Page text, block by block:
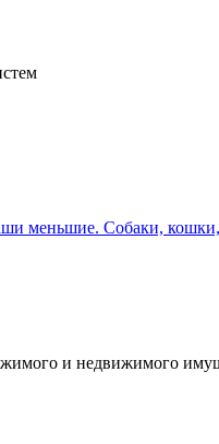
меньшие. Собаки,
и недвижимого